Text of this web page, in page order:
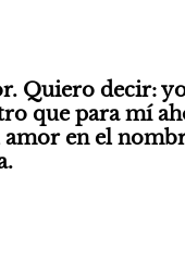
Quiero decir:
que para mí
en el